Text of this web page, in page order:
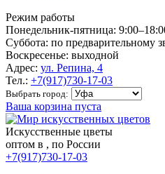
Режим работы
Понедельник-пятница:
Суббота: по предварительному
Воскресенье: выходной
Адрес: ул. Репина, 4
Тел.: +7(917)730-17-03
Выбрать город:
Ваша корзина пуста
Искусственные цветы
оптом в , по России
+7(917)730-17-03